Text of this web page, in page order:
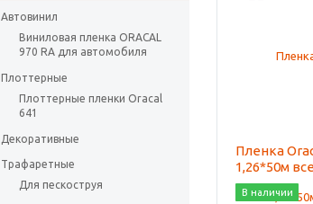
Автовинил
Виниловая пленка ORACAL
970 RA для автомобиля
Плоттерные
Плоттерные пленки Oracal
641
Декоративные
Трафаретные
Для пескоструя
Пленка
1,26*50м
В наличии